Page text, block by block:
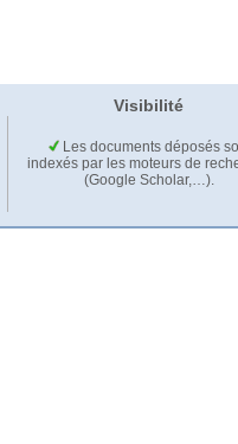
Visibilité
Les documents déposés
indexés par les moteurs de
(Google Scholar,…).